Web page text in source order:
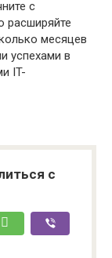
с
расширяйте
месяцев
успехами в
IT-
с